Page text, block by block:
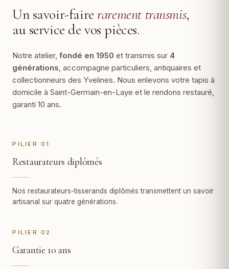
Un savoir-fairerarement transmis,
au service de vos pièces.
Notre atelier, fondé en 1950 et transmis sur 4
générations , accompagne particuliers, antiquaires et
collectionneurs des Yvelines. Nous enlevons votre tapis à
domicile à Saint-Germain-en-Laye et le rendons restauré,
garanti 10 ans.
PILIER 01
Restaurateurs diplômés
Nos restaurateurs-tisserands diplômés transmettent un savoir
artisanal sur quatre générations.
PILIER 02
Garantie 10 ans